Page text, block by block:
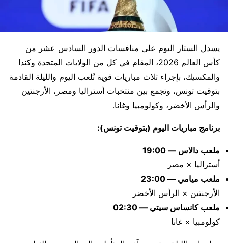
يسدل الستار اليوم على منافسات الدور السادس عشر من
كأس العالم 2026، المقام في كل من
الولايات المتحدة وكندا
والمكسيك، بإجراء ثلاث مباريات قوية تُلعب اليوم والليلة القادمة
بتوقيت تونس، وتجمع بين منتخبات أستراليا ومصر، الأرجنتين
والرأس الأخضر، وكولومبيا وغانا.
برنامج مباريات اليوم (بتوقيت تونس):
ملعب دالاس — 19:00
أستراليا × مصر
ملعب ميامي — 23:00
الأرجنتين × الرأس الأخضر
ملعب كانساس سيتي — 02:30
كولومبيا × غانا